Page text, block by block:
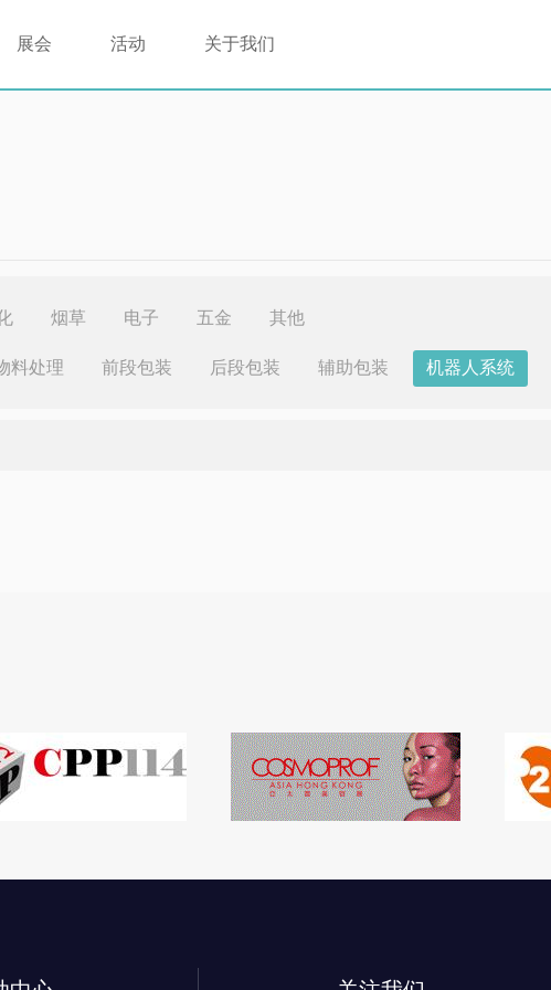
展会 活动 关于我们
烟草 电子 五金 其他
料处理 前段包装 后段包装 辅助包装 机器人系统